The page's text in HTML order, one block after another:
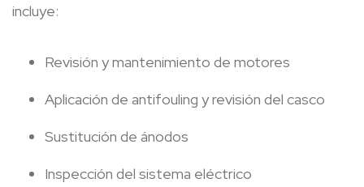
incluye:
Revisión y mantenimiento de motores
Aplicación de antifouling y revisión del casco
Sustitución de ánodos
Inspección del sistema eléctrico